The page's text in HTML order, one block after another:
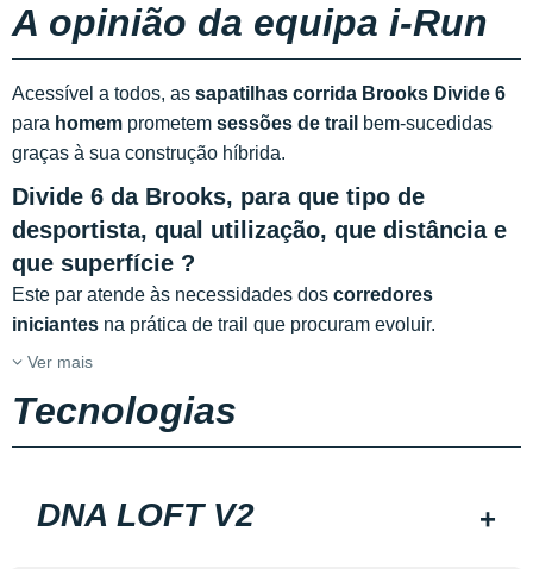
A opinião da equipa i-Run
Acessível a todos, as sapatilhas corrida Brooks Divide 6
para homem prometem sessões de trail bem-sucedidas
graças à sua construção híbrida.
Divide 6 da Brooks, para que tipo de
desportista, qual utilização, que distância e
que superfície ?
Este par atende às necessidades dos corredores
iniciantes na prática de trail que procuram evoluir.
Ver mais
Tecnologias
DNA LOFT V2